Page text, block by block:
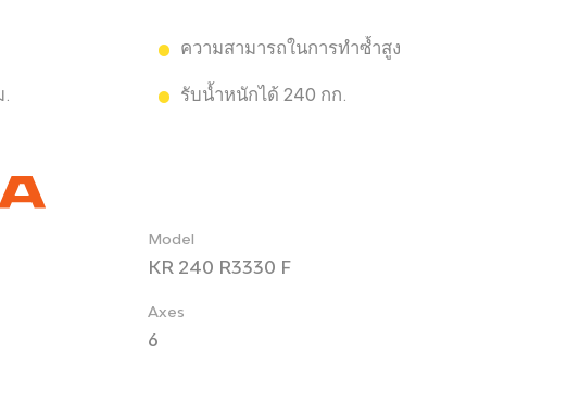
.
ความสามารถในการทำซ้ำสูง
รับน้ำหนักได้ 240 กก.
Model
KR 240 R3330 F
Axes
6